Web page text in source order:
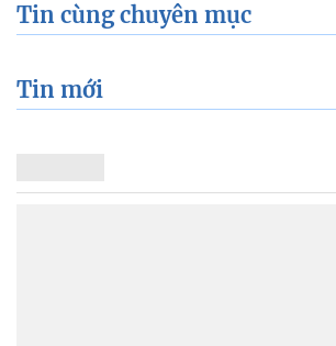
Tin cùng chuyên mục
Tin mới